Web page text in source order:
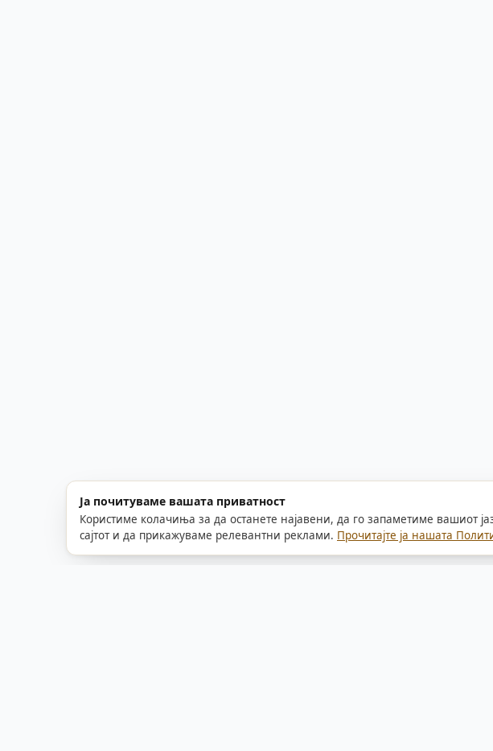
Ја почитуваме вашата приватност
Користиме колачиња за да останете најавени, да го запаметиме вашиот
сајтот и да прикажуваме релевантни реклами. Прочитајте ја нашата